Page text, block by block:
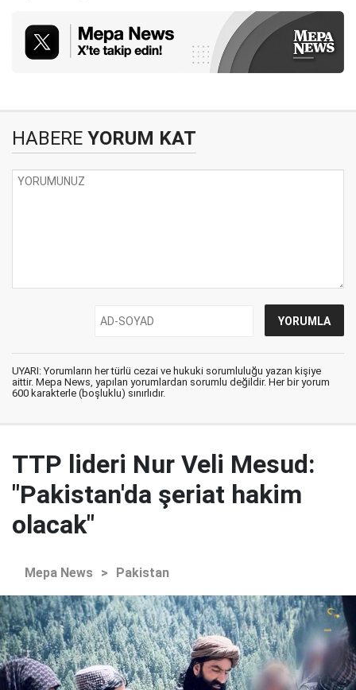
HABERE YORUM KAT
UYARI: Yorumların her türlü cezai ve hukuki sorumluluğu yazan kişiye
aittir. Mepa News, yapılan yorumlardan sorumlu değildir. Her bir yorum
600 karakterle (boşluklu) sınırlıdır.
TTP lideri Nur Veli Mesud:
"Pakistan'da şeriat hakim
olacak"
Mepa News > Pakistan